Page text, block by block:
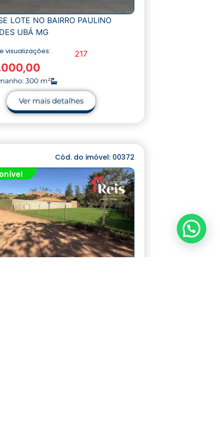
LOTE NO BAIRRO PAULINO
UBÁ MG
visualizações: 217
300 m²
Ver mais detalhes
Cód. do imóvel: 00372
Precisa de ajuda?